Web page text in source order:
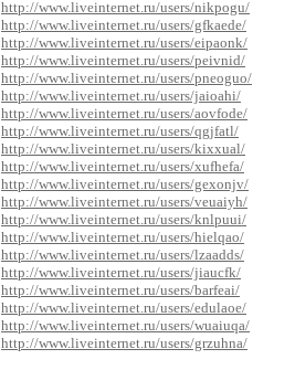
http://www.liveinternet.ru/users/nikpogu/
http://www.liveinternet.ru/users/gfkaede/
http://www.liveinternet.ru/users/eipaonk/
http://www.liveinternet.ru/users/peivnid/
http://www.liveinternet.ru/users/pneoguo/
http://www.liveinternet.ru/users/jaioahi/
http://www.liveinternet.ru/users/aovfode/
http://www.liveinternet.ru/users/qgjfatl/
http://www.liveinternet.ru/users/kixxual/
http://www.liveinternet.ru/users/xufhefa/
http://www.liveinternet.ru/users/gexonjv/
http://www.liveinternet.ru/users/veuaiyh/
http://www.liveinternet.ru/users/knlpuui/
http://www.liveinternet.ru/users/hielqao/
http://www.liveinternet.ru/users/lzaadds/
http://www.liveinternet.ru/users/jiaucfk/
http://www.liveinternet.ru/users/barfeai/
http://www.liveinternet.ru/users/edulaoe/
http://www.liveinternet.ru/users/wuaiuqa/
http://www.liveinternet.ru/users/grzuhna/